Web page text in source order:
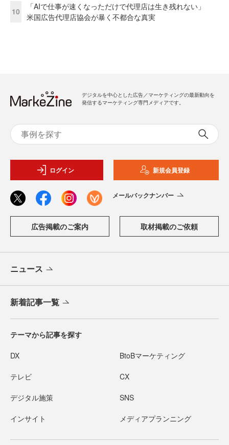
10
「AIで仕事が速くなっただけで代理店は生き残れない」
米国広告代理店協会が暴く不都合な真実
デジタルを中心とした広告／マーケティングの最新動向を
発信するマーケティング専門メディアです。
ログイン 新規会員登録
メールバックナンバー
広告掲載のご案内 取材掲載のご依頼
ニュース
新着記事一覧
テーマから記事を探す
DX BtoBマーケティング
テレビ CX
デジタル施策 SNS
インサイト メディアプランニング